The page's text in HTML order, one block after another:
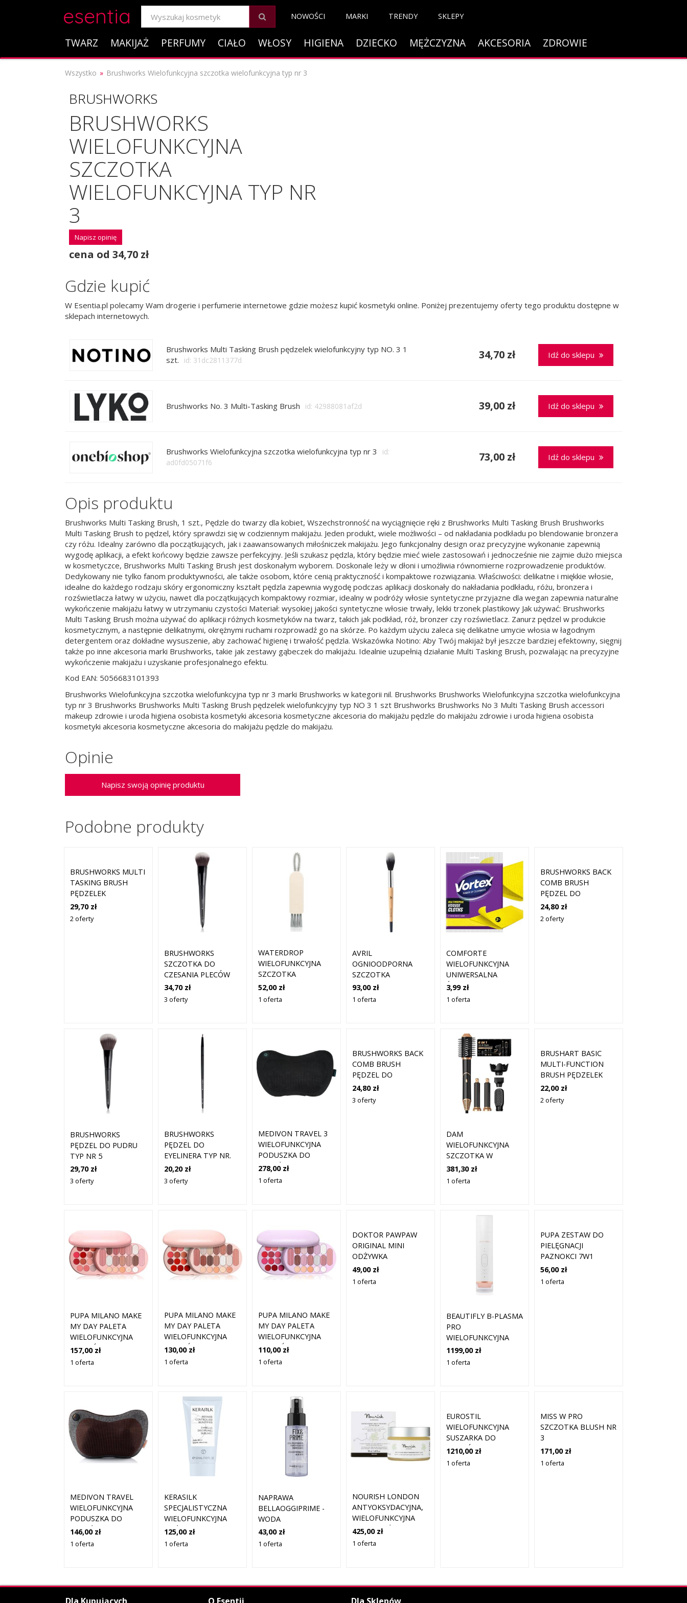
esentia NOWOŚCI MARKI TRENDY SKLEPY
TWARZ MAKIJAŻ PERFUMY CIAŁO WŁOSY HIGIENA DZIECKO MĘŻCZYZNA AKCESORIA ZDROWIE
Wszystko Brushworks Wielofunkcyjna szczotka wielofunkcyjna typ nr 3
BRUSHWORKS
BRUSHWORKS
WIELOFUNKCYJNA
SZCZOTKA
WIELOFUNKCYJNA TYP NR
3
Napisz opinię
cena od 34,70 zł
Gdzie kupić
W Esentia.pl polecamy Wam drogerie i perfumerie internetowe gdzie możesz kupić kosmetyki online. Poniżej prezentujemy oferty tego produktu dostępne w
sklepach internetowych.
Brushworks Multi Tasking Brush pędzelek wielofunkcyjny typ NO. 3 1
szt.
id: 31dc2811377d 34,70 zł Idź do sklepu
Brushworks No. 3 Multi-Tasking Brush id: 42988081af2d 39,00 zł Idź do sklepu
Brushworks Wielofunkcyjna szczotka wielofunkcyjna typ nr 3
id:
ad0fd05071f6
73,00 zł Idź do sklepu
Opis produktu
Brushworks Multi Tasking Brush, 1 szt., Pędzle do twarzy dla kobiet, Wszechstronność na wyciągnięcie ręki z Brushworks Multi Tasking Brush Brushworks
Multi Tasking Brush to pędzel, który sprawdzi się w codziennym makijażu. Jeden produkt, wiele możliwości – od nakładania podkładu po blendowanie bronzera
czy różu. Idealny zarówno dla początkujących, jak i zaawansowanych miłośniczek makijażu. Jego funkcjonalny design oraz precyzyjne wykonanie zapewnią
wygodę aplikacji, a efekt końcowy będzie zawsze perfekcyjny. Jeśli szukasz pędzla, który będzie mieć wiele zastosowań i jednocześnie nie zajmie dużo miejsca
w kosmetyczce, Brushworks Multi Tasking Brush jest doskonałym wyborem. Doskonale leży w dłoni i umożliwia równomierne rozprowadzenie produktów.
Dedykowany nie tylko fanom produktywności, ale także osobom, które cenią praktyczność i kompaktowe rozwiązania. Właściwości: delikatne i miękkie włosie,
idealne do każdego rodzaju skóry ergonomiczny kształt pędzla zapewnia wygodę podczas aplikacji doskonały do nakładania podkładu, różu, bronzera i
rozświetlacza łatwy w użyciu, nawet dla początkujących kompaktowy rozmiar, idealny w podróży włosie syntetyczne przyjazne dla wegan zapewnia naturalne
wykończenie makijażu łatwy w utrzymaniu czystości Materiał: wysokiej jakości syntetyczne włosie trwały, lekki trzonek plastikowy Jak używać: Brushworks
Multi Tasking Brush można używać do aplikacji różnych kosmetyków na twarz, takich jak podkład, róż, bronzer czy rozświetlacz. Zanurz pędzel w produkcie
kosmetycznym, a następnie delikatnymi, okrężnymi ruchami rozprowadź go na skórze. Po każdym użyciu zaleca się delikatne umycie włosia w łagodnym
detergentem oraz dokładne wysuszenie, aby zachować higienę i trwałość pędzla. Wskazówka Notino: Aby Twój makijaż był jeszcze bardziej efektowny, sięgnij
także po inne akcesoria marki Brushworks, takie jak zestawy gąbeczek do makijażu. Idealnie uzupełnią działanie Multi Tasking Brush, pozwalając na precyzyjne
wykończenie makijażu i uzyskanie profesjonalnego efektu.
Kod EAN: 5056683101393
Brushworks Wielofunkcyjna szczotka wielofunkcyjna typ nr 3 marki Brushworks w kategorii nil. Brushworks Brushworks Wielofunkcyjna szczotka wielofunkcyjna
typ nr 3 Brushworks Brushworks Multi Tasking Brush pędzelek wielofunkcyjny typ NO 3 1 szt Brushworks Brushworks No 3 Multi Tasking Brush accessori
makeup zdrowie i uroda higiena osobista kosmetyki akcesoria kosmetyczne akcesoria do makijażu pędzle do makijażu zdrowie i uroda higiena osobista
kosmetyki akcesoria kosmetyczne akcesoria do makijażu pędzle do makijażu.
Opinie
Napisz swoją opinię produktu
Podobne produkty
BRUSHWORKS MULTI
TASKING BRUSH
PĘDZELEK
WIELOFUNKCYJNY 1
SZT.
29,70 zł
2 oferty
BRUSHWORKS
SZCZOTKA DO
CZESANIA PLECÓW
BLUSH TYP NR 12
34,70 zł
3 oferty
WATERDROP
WIELOFUNKCYJNA
SZCZOTKA
CZYSZCZĄCA
52,00 zł
1 oferta
AVRIL
OGNIOODPORNA
SZCZOTKA
WIELOFUNKCYJNA
93,00 zł
1 oferta
COMFORTE
WIELOFUNKCYJNA
UNIWERSALNA
ŚCIERECZKA
WISKOZOWA
3,99 zł
1 oferta
BRUSHWORKS BACK
COMB BRUSH
PĘDZEL DO
KOREKTORA TYP NO.
25 1 SZT.
24,80 zł
2 oferty
BRUSHWORKS
PĘDZEL DO PUDRU
TYP NR 5
29,70 zł
3 oferty
BRUSHWORKS
PĘDZEL DO
EYELINERA TYP NR.
23 1 SZT
20,20 zł
3 oferty
MEDIVON TRAVEL 3
WIELOFUNKCYJNA
PODUSZKA DO
MASAŻU 1 SZT.
278,00 zł
1 oferta
BRUSHWORKS BACK
COMB BRUSH
PĘDZEL DO
PODKŁADU TYP NO. 1
1 SZT.
24,80 zł
3 oferty
DAM
WIELOFUNKCYJNA
SZCZOTKA W
KOLORZE CZARNYM
DO SUSZENIA
381,30 zł
1 oferta
BRUSHART BASIC
MULTI-FUNCTION
BRUSH PĘDZELEK
WIELOFUNKCYJNY 2
W 1 1 SZT.
22,00 zł
2 oferty
PUPA MILANO MAKE
MY DAY PALETA
WIELOFUNKCYJNA
ODCIEŃ DARK PINK
24.3 G
157,00 zł
1 oferta
PUPA MILANO MAKE
MY DAY PALETA
WIELOFUNKCYJNA
ODCIEŃ LIGTH PINK
24.3 G
130,00 zł
1 oferta
PUPA MILANO MAKE
MY DAY PALETA
WIELOFUNKCYJNA
ODCIEŃ LILAC 24.3 G
110,00 zł
1 oferta
DOKTOR PAWPAW
ORIGINAL MINI
ODŻYWKA
WIELOFUNKCYJNA 10
ML
49,00 zł
1 oferta
BEAUTIFLY B-PLASMA
PRO
WIELOFUNKCYJNA
SZPATUŁKA
ULTRADŹWIĘKOWA 1
1199,00 zł
1 oferta
PUPA ZESTAW DO
PIELĘGNACJI
PAZNOKCI 7W1
WIELOFUNKCYJNA
BAZA
56,00 zł
1 oferta
MEDIVON TRAVEL
WIELOFUNKCYJNA
PODUSZKA DO
MASAŻU 1 SZT.
146,00 zł
1 oferta
KERASILK
SPECJALISTYCZNA
WIELOFUNKCYJNA
ODŻYWKA DO
WŁOSÓW
125,00 zł
1 oferta
NAPRAWA
BELLAOGGIPRIME -
WODA
WIELOFUNKCYJNA 50
ML
43,00 zł
1 oferta
NOURISH LONDON
ANTYOKSYDACYJNA,
WIELOFUNKCYJNA
SUPER ODŻYWKA, 50
ML
425,00 zł
1 oferta
EUROSTIL
WIELOFUNKCYJNA
SUSZARKA DO
WŁOSÓW PENTA
PROFESSIONAL
1210,00 zł
1 oferta
MISS W PRO
SZCZOTKA BLUSH NR
3
171,00 zł
1 oferta